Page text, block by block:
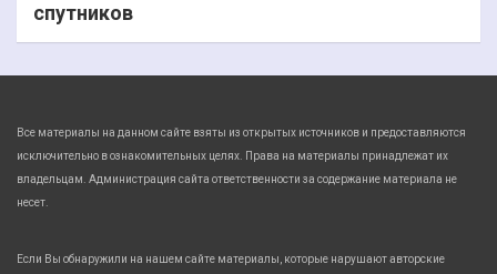
спутников
Все материалы на данном сайте взяты из открытых источников и предоставляются
исключительно в ознакомительных целях. Права на материалы принадлежат их
владельцам. Администрация сайта ответственности за содержание материала не
несет.
Если Вы обнаружили на нашем сайте материалы, которые нарушают авторские